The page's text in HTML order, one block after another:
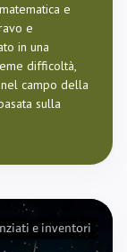
e
e
in una
difficoltà,
campo della
sulla
e inventori